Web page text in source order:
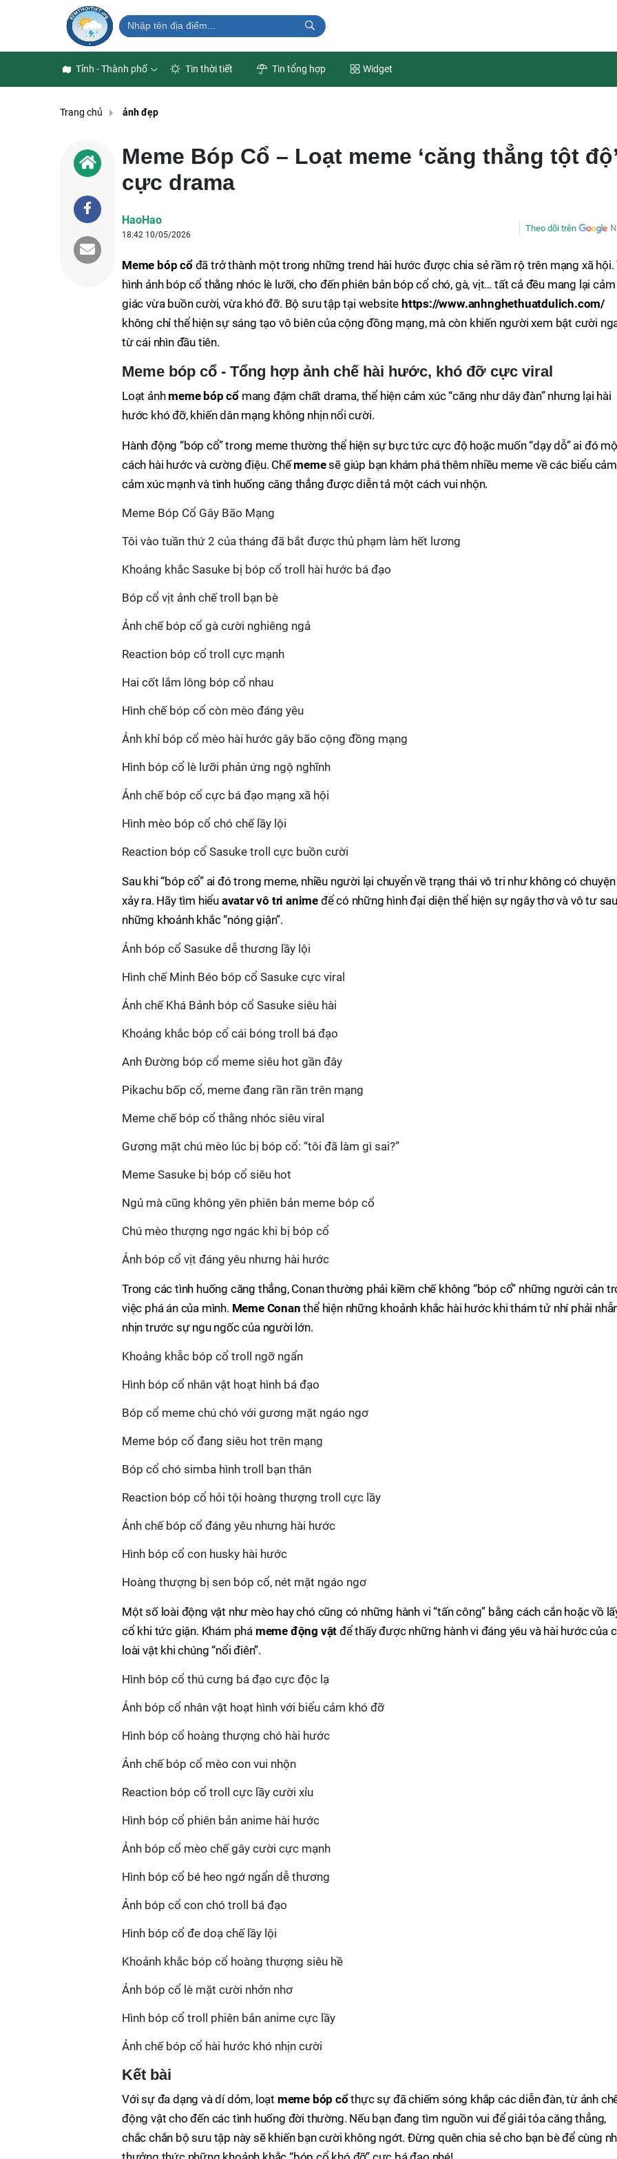
Tỉnh - Thành phố Tin thời tiết Tin tổng hợp Widget
Trang chủ ảnh đẹp
Meme Bóp Cổ – Loạt meme ‘căng thẳng tột độ’
cực drama
HaoHao
18:42 10/05/2026
Theo dõi trên
Meme bóp cổđã trở thành một trong những trend hài hước được chia sẻ rầm rộ trên mạng xã hội.
hình ảnh bóp cổ thằng nhóc lè lưỡi, cho đến phiên bản bóp cổ chó, gà, vịt… tất cả đều mang lại cảm
giác vừa buồn cười, vừa khó đỡ. Bộ sưu tập tại website https://www.anhnghethuatdulich.com/
không chỉ thể hiện sự sáng tạo vô biên của cộng đồng mạng, mà còn khiến người xem bật cười
từ cái nhìn đầu tiên.
Meme bóp cổ - Tổng hợp ảnh chế hài hước, khó đỡ cực viral
Loạt ảnh meme bóp cổ mang đậm chất drama, thể hiện cảm xúc “căng như dây đàn” nhưng lại hài
hước khó đỡ, khiến dân mạng không nhịn nổi cười.
Hành động “bóp cổ” trong meme thường thể hiện sự bực tức cực độ hoặc muốn “dạy dỗ” ai đó
cách hài hước và cường điệu. Chếmemesẽ giúp bạn khám phá thêm nhiều meme về các biểu cảm
cảm xúc mạnh và tình huống căng thẳng được diễn tả một cách vui nhộn.
Meme Bóp Cổ Gây Bão Mạng
Tôi vào tuần thứ 2 của tháng đã bắt được thủ phạm làm hết lương
Khoảng khắc Sasuke bị bóp cổ troll hài hước bá đạo
Bóp cổ vịt ảnh chế troll bạn bè
Ảnh chế bóp cổ gà cười nghiêng ngả
Reaction bóp cổ troll cực mạnh
Hai cốt lắm lông bóp cổ nhau
Hình chế bóp cổ còn mèo đáng yêu
Ảnh khỉ bóp cổ mèo hài hước gây bão cộng đồng mạng
Hình bóp cổ lè lưỡi phản ứng ngộ nghĩnh
Ảnh chế bóp cổ cực bá đạo mạng xã hội
Hình mèo bóp cổ chó chế lầy lội
Reaction bóp cổ Sasuke troll cực buồn cười
Sau khi “bóp cổ” ai đó trong meme, nhiều người lại chuyển về trạng thái vô tri như không có
xảy ra. Hãy tìm hiểu avatar vô tri anime để có những hình đại diện thể hiện sự ngây thơ và vô tư
những khoảnh khắc “nóng giận”.
Ảnh bóp cổ Sasuke dễ thương lầy lội
Hình chế Minh Béo bóp cổ Sasuke cực viral
Ảnh chế Khá Bảnh bóp cổ Sasuke siêu hài
Khoảng khắc bóp cổ cái bóng troll bá đạo
Anh Đường bóp cổ meme siêu hot gần đây
Pikachu bốp cổ, meme đang rần rần trên mạng
Meme chế bóp cổ thằng nhóc siêu viral
Gương mặt chú mèo lúc bị bóp cổ: “tôi đã làm gì sai?”
Meme Sasuke bị bóp cổ siêu hot
Ngủ mà cũng không yên phiên bản meme bóp cổ
Chú mèo thượng ngơ ngác khi bị bóp cổ
Ảnh bóp cổ vịt đáng yêu nhưng hài hước
Trong các tình huống căng thẳng, Conan thường phải kiềm chế không “bóp cổ” những người cản
việc phá án của mình. Meme Conan thể hiện những khoảnh khắc hài hước khi thám tử nhí phải
nhịn trước sự ngu ngốc của người lớn.
Khoảng khẵc bóp cổ troll ngỡ ngẩn
Hình bóp cổ nhân vật hoạt hình bá đạo
Bóp cổ meme chú chó với gương mặt ngáo ngơ
Meme bóp cổ đang siêu hot trên mạng
Bóp cổ chó simba hình troll bạn thân
Reaction bóp cổ hỏi tội hoàng thượng troll cực lầy
Ảnh chế bóp cổ đáng yêu nhưng hài hước
Hình bóp cổ con husky hài hước
Hoàng thượng bị sen bóp cổ, nét mặt ngáo ngơ
Một số loài động vật như mèo hay chó cũng có những hành vi “tấn công” bằng cách cắn hoặc vồ
cổ khi tức giận. Khám phá meme động vật để thấy được những hành vi đáng yêu và hài hước của
loài vật khi chúng “nổi điên”.
Hình bóp cổ thú cưng bá đạo cực độc lạ
Ảnh bóp cổ nhân vật hoạt hình với biểu cảm khó đỡ
Hình bóp cổ hoàng thượng chó hài hước
Ảnh chế bóp cổ mèo con vui nhộn
Reaction bóp cổ troll cực lầy cười xỉu
Hình bóp cổ phiên bản anime hài hước
Ảnh bóp cổ mèo chế gây cười cực mạnh
Hình bóp cổ bé heo ngớ ngẩn dễ thương
Ảnh bóp cổ con chó troll bá đạo
Hình bóp cổ đe doạ chế lầy lội
Khoảnh khắc bóp cổ hoàng thượng siêu hề
Ảnh bóp cổ lè mặt cười nhởn nhơ
Hình bóp cổ troll phiên bản anime cực lầy
Ảnh chế bóp cổ hài hước khó nhịn cười
Kết bài
Với sự đa dạng và dí dỏm, loạt meme bóp cổthực sự đã chiếm sóng khắp các diễn đàn, từ ảnh
động vật cho đến các tình huống đời thường. Nếu bạn đang tìm nguồn vui để giải tỏa căng thẳng,
chắc chắn bộ sưu tập này sẽ khiến bạn cười không ngớt. Đừng quên chia sẻ cho bạn bè để cùng